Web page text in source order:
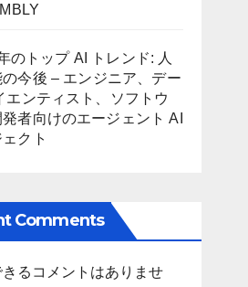
のトップ AI トレンド: 人
の今後 – エンジニア、デー
エンティスト、ソフトウ
発者向けのエージェント AI
クト
Comments
るコメントはありませ